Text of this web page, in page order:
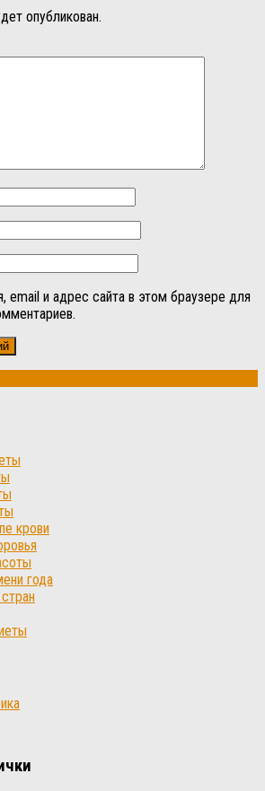
опубликован.
email и адрес сайта в этом браузере для
крови
года